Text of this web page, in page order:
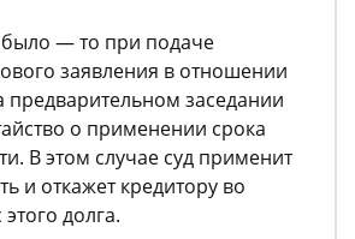
было — то при подаче
заявления в отношении
заседании
о применении срока
В этом случае суд применит
и откажет кредитору во
долга.